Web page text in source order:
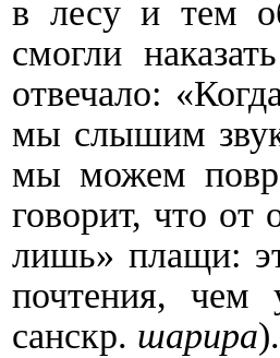
в лесу и тем
смогли
отвечало:
мы слышим
мы можем
говорит, что от
лишь» плащи:
почтения, чем
санскр. шарира).